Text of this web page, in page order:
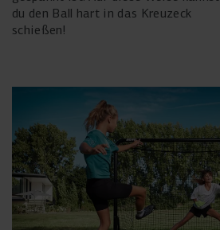
du den Ball hart in das Kreuzeck
schießen!